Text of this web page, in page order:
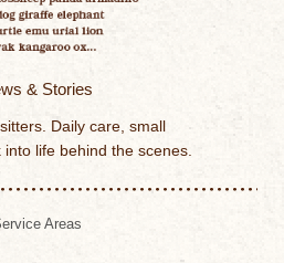
& Stories
Daily care, small
life behind the scenes.
Areas